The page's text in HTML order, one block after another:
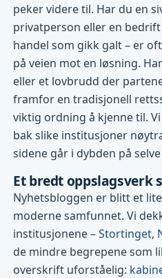
peker videre til. Har du en
privatperson eller en
handel som gikk galt – er
på veien mot en løsning.
eller et lovbrudd der
framfor en tradisjonell
viktig ordning å kjenne til.
bak slike institusjoner
sidene går i dybden på
Et bredt oppslagsverk
Nyhetsbloggen er blitt et
moderne samfunnet. Vi
institusjonene –Stortinget,
de mindre begrepene som
overskrift uforståelig: